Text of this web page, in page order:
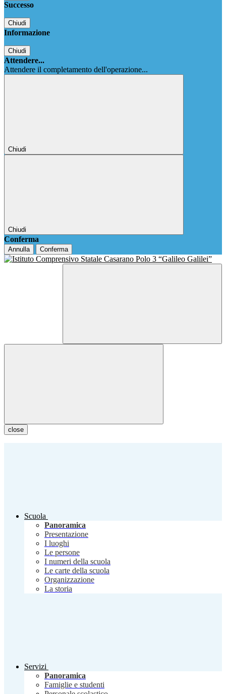
Successo
Chiudi
Informazione
Chiudi
Attendere...
Attendere il completamento dell'operazione...
Chiudi
Chiudi
Conferma
Annulla Conferma
close
Scuola
Panoramica
Presentazione
I luoghi
Le persone
I numeri della scuola
Le carte della scuola
Organizzazione
La storia
Servizi
Panoramica
Famiglie e studenti